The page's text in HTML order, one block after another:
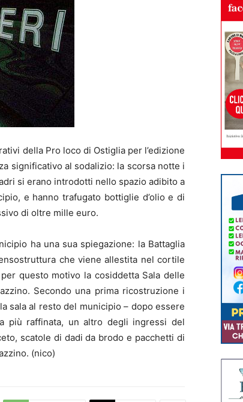
della Pro loco di Ostiglia per l’edizione
significativo al sodalizio: la scorsa notte i
si erano introdotti nello spazio adibito a
e hanno trafugato bottiglie d’olio e di
di oltre mille euro.
ha una sua spiegazione: la Battaglia
che viene allestita nel cortile
questo motivo la cosiddetta Sala delle
Secondo una prima ricostruzione i
sala al resto del municipio – dopo essere
più raffinata, un altro degli ingressi del
scatole di dadi da brodo e pacchetti di
(nico)